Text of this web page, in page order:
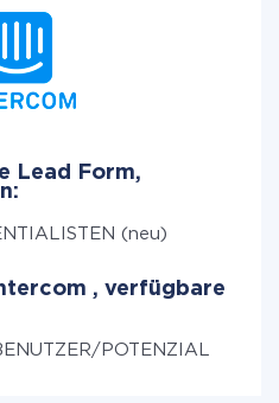
Lead Form,
(neu)
, verfügbare
POTENZIAL